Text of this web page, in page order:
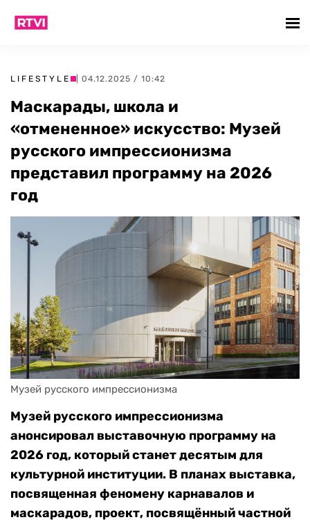
LIFESTYLE | 04.12.2025 / 10:42
Маскарады, школа и
«отмененное» искусство: Музей
русского импрессионизма
представил программу на 2026
год
Музей русского импрессионизма
Музей русского импрессионизма
анонсировал выставочную программу на
2026 год, который станет десятым для
культурной институции. В планах выставка,
посвященная феномену карнавалов и
маскарадов, проект, посвящённый частной